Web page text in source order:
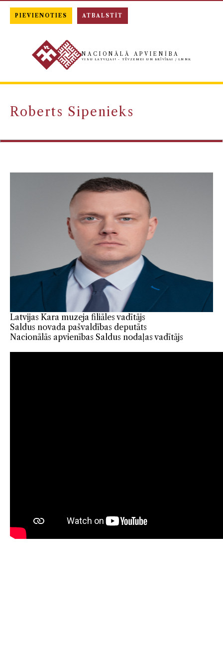
NACIONĀLĀ APVIENĪBA
VISU LATVIJAI! - TĒVZEMEI UN BRĪVĪBAI / LNNK
Roberts Sipenieks
Latvijas Kara muzeja filiāles vadītājs
Saldus novada pašvaldības deputāts
Nacionālās apvienības Saldus nodaļas vadītājs
PIEVIENOTIES ATBALSTĪT